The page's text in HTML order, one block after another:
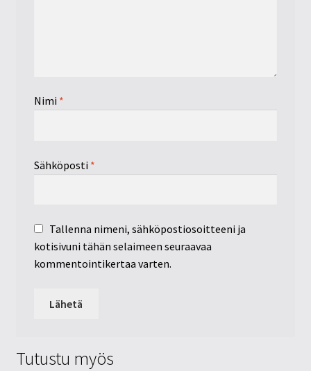
Nimi *
Sähköposti *
Tallenna nimeni, sähköpostiosoitteeni ja
kotisivuni tähän selaimeen seuraavaa
kommentointikertaa varten.
Tutustu myös